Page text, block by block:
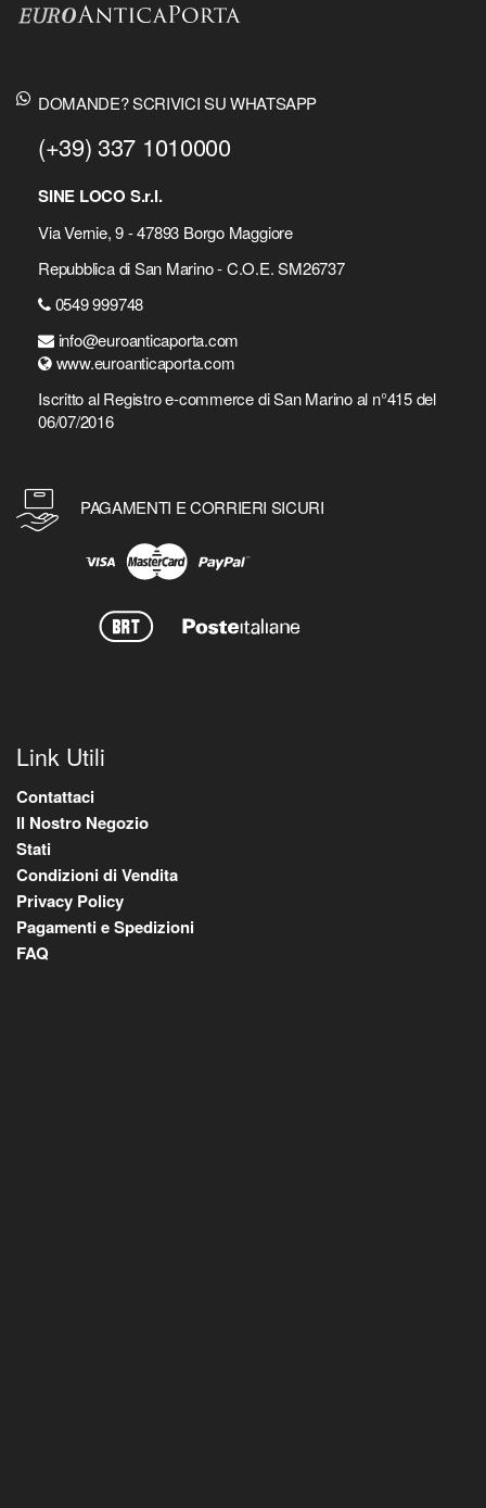
DOMANDE? SCRIVICI SU WHATSAPP
(+39) 337 1010000
SINE LOCO S.r.l.
Via Vernie, 9 - 47893 Borgo Maggiore
Repubblica di San Marino - C.O.E. SM26737
0549 999748
info@euroanticaporta.com
www.euroanticaporta.com
Iscritto al Registro e-commerce di San Marino al n°415 del
06/07/2016
PAGAMENTI E CORRIERI SICURI
Link Utili
Contattaci
Il Nostro Negozio
Stati
Condizioni di Vendita
Privacy Policy
Pagamenti e Spedizioni
FAQ